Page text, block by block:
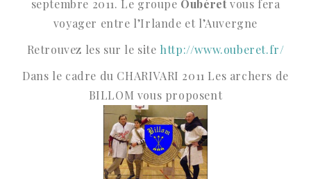
septembre 2011. Le groupe Oubéretvous fera
voyager entre l’Irlande et l’Auvergne
Retrouvez les sur le site http://www.ouberet.fr/
Dans le cadre du CHARIVARI 2011 Les archers de
BILLOM vous proposent